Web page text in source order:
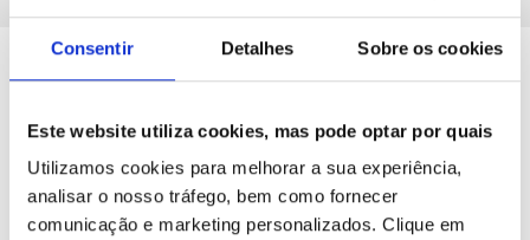
Consentir Detalhes Sobre os cookies
Este website utiliza cookies, mas pode optar por quais
Utilizamos cookies para melhorar a sua experiência,
analisar o nosso tráfego, bem como fornecer
comunicação e marketing personalizados. Clique em
O poder da Digitalização
Esta sessão irá inspirá-lo a aproveitar os